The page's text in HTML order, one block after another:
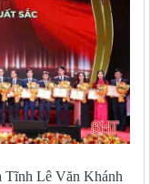
Tĩnh Lê Văn Khánh